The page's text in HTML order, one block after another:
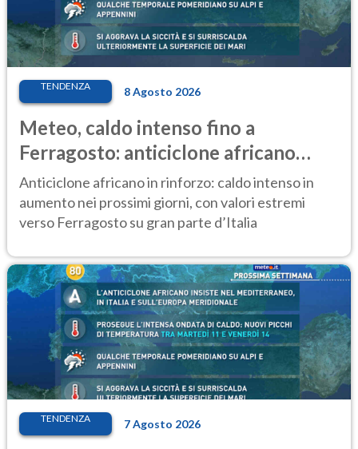
TENDENZA 8 Agosto 2026
Meteo, caldo intenso fino a
Ferragosto: anticiclone africano
ancora protagonista
Anticiclone africano in rinforzo: caldo intenso in
aumento nei prossimi giorni, con valori estremi
verso Ferragosto su gran parte d’Italia
TENDENZA 7 Agosto 2026